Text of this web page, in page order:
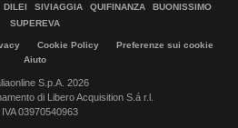
DILEI SIVIAGGIA QUIFINANZA
BUONISSIMO
SUPEREVA
Cookie Policy
Preferenze sui cookie
Aiuto
S.p.A. 2026
di Libero Acquisition S.á r.l.
IVA 03970540963